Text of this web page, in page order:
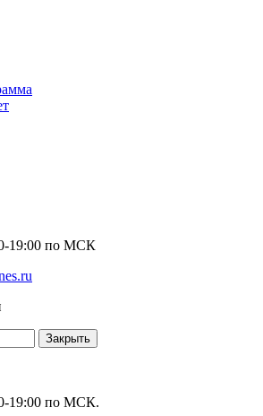
19:00 по МСК
Закрыть
19:00 по МСК.